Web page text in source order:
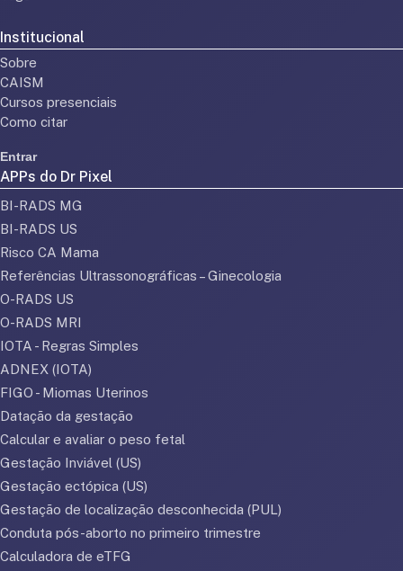
Institucional
Sobre
CAISM
Cursos presenciais
Como citar
Entrar
APPs do Dr Pixel
BI-RADS MG
BI-RADS US
Risco CA Mama
Referências Ultrassonográficas – Ginecologia
O-RADS US
O-RADS MRI
IOTA - Regras Simples
ADNEX (IOTA)
FIGO - Miomas Uterinos
Datação da gestação
Calcular e avaliar o peso fetal
Gestação Inviável (US)
Gestação ectópica (US)
Gestação de localização desconhecida (PUL)
Conduta pós-aborto no primeiro trimestre
Calculadora de eTFG